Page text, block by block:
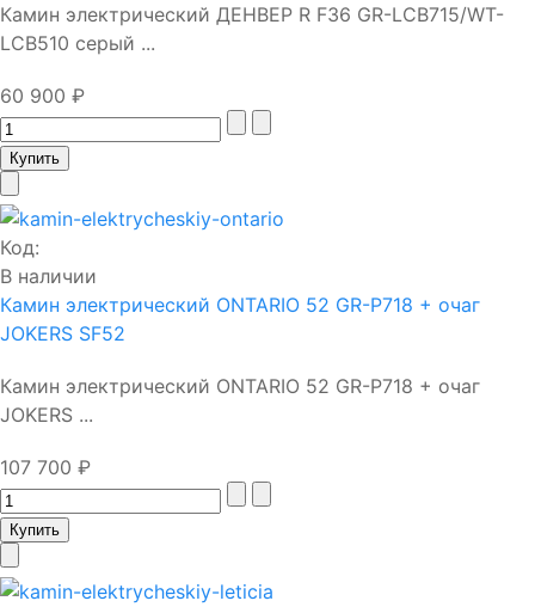
Камин электрический ДЕНВЕР R F36 GR-LCB715/WT-
LCB510 серый ...
60 900 ₽
Код:
В наличии
Камин электрический ONTARIO 52 GR-P718 + очаг
JOKERS SF52
Камин электрический ONTARIO 52 GR-P718 + очаг
JOKERS ...
107 700 ₽